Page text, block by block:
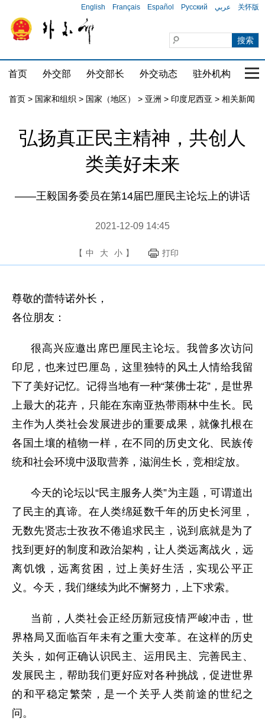
English Français Español Русский عربي 关怀版
首页 外交部 外交部长 外交动态 驻外机构 国
首页 > 国家和组织 > 国家（地区） > 亚洲 > 印度尼西亚 > 相关新闻
弘扬真正民主精神，共创人
类美好未来
——王毅国务委员在第14届巴厘民主论坛上的讲话
2021-12-09 14:45
【 中 大 小 】 打印
尊敬的蕾特诺外长，
各位朋友：
很高兴应邀出席巴厘民主论坛。我曾多次访问
印尼，也来过巴厘岛，这里独特的风土人情给我留
下了美好记忆。记得当地有一种“莱佛士花”，是世界
上最大的花卉，只能在东南亚热带雨林中生长。民
主作为人类社会发展进步的重要成果，就像扎根在
各国土壤的植物一样，在不同的历史文化、民族传
统和社会环境中汲取营养，滋润生长，竞相绽放。
今天的论坛以“民主服务人类”为主题，可谓道出
了民主的真谛。在人类绵延数千年的历史长河里，
无数先贤志士孜孜不倦追求民主，说到底就是为了
找到更好的制度和政治架构，让人类远离战火，远
离饥饿，远离贫困，过上美好生活，实现公平正
义。今天，我们继续为此不懈努力，上下求索。
当前，人类社会正经历新冠疫情严峻冲击，世
界格局又面临百年未有之重大变革。在这样的历史
关头，如何正确认识民主、运用民主、完善民主、
发展民主，帮助我们更好应对各种挑战，促进世界
的和平稳定繁荣，是一个关乎人类前途的世纪之
问。